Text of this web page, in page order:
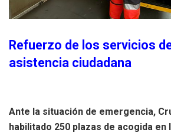
Refuerzo de los servicios
asistencia ciudadana
Ante la situación de emergencia,
habilitado 250 plazas de acogida